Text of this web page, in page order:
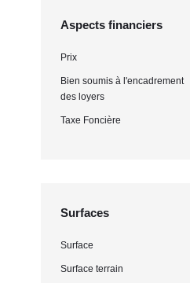
Aspects financiers
Prix
Bien soumis à l'encadrement
des loyers
Taxe Foncière
Surfaces
Surface
Surface terrain